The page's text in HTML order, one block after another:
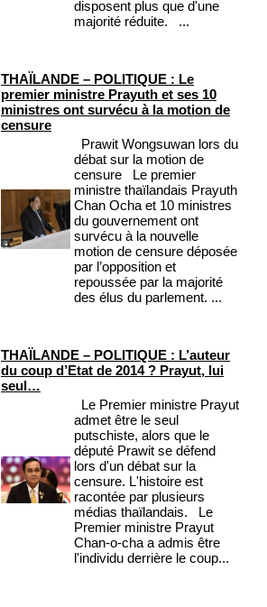
disposent plus que d'une
majorité réduite. ...
THAÏLANDE – POLITIQUE : Le
premier ministre Prayuth et ses 10
ministres ont survécu à la motion de
censure
Prawit Wongsuwan lors du
débat sur la motion de
censure Le premier
ministre thaïlandais Prayuth
Chan Ocha et 10 ministres
du gouvernement ont
survécu à la nouvelle
motion de censure déposée
par l’opposition et
repoussée par la majorité
des élus du parlement. ...
THAÏLANDE – POLITIQUE : L’auteur
du coup d’Etat de 2014 ? Prayut, lui
seul…
Le Premier ministre Prayut
admet être le seul
putschiste, alors que le
député Prawit se défend
lors d'un débat sur la
censure. L'histoire est
racontée par plusieurs
médias thaïlandais. Le
Premier ministre Prayut
Chan-o-cha a admis être
l'individu derrière le coup...